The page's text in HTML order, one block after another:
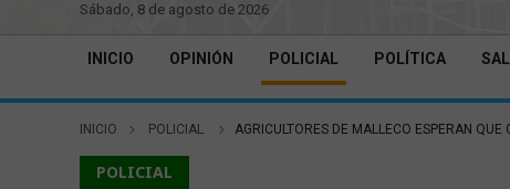
sábado, 8 de agosto de 2026
INICIO OPINIÓN POLICIAL POLÍTICA
INICIO POLICIAL AGRICULTORES DE MALLECO ESPERAN
POLICIAL